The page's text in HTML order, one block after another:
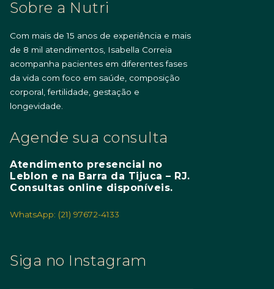
Sobre a Nutri
Com mais de 15 anos de experiência e mais
de 8 mil atendimentos, Isabella Correia
acompanha pacientes em diferentes fases
da vida com foco em saúde, composição
corporal, fertilidade, gestação e
longevidade.
Agende sua consulta
Atendimento presencial no
Leblon e na Barra da Tijuca – RJ.
Consultas online disponíveis.
WhatsApp: (21) 97672-4133
Siga no Instagram